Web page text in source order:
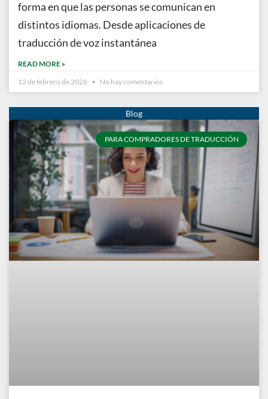
forma en que las personas se comunican en
distintos idiomas. Desde aplicaciones de
traducción de voz instantánea
READ MORE »
12 de febrero de 2026
No hay comentarios
PARA COMPRADORES DE TRADUCCIÓN